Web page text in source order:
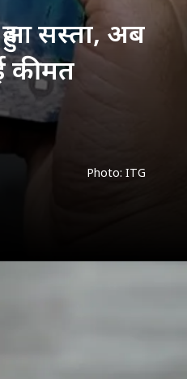
सस्ता, अब
कीमत
Photo: ITG